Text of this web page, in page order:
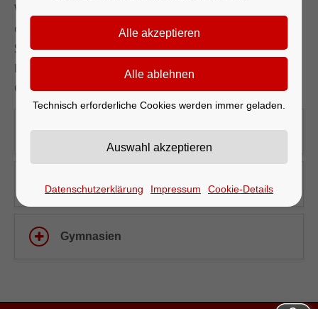
Willkommen auf unserer Übersichtsseite der
örtlichen und weiterführenden Schulen – hier finden
Sie alle wichtigen Informationen zu den
Bildungsangeboten in unserer Region, von der
Grundschule bis zum Abschluss.
Örtliche Schulen
Realschulen
Gymnasien
Technisch erforderliche Cookies werden immer geladen.
Datenschutzerklärung Impressum Cookie-Details